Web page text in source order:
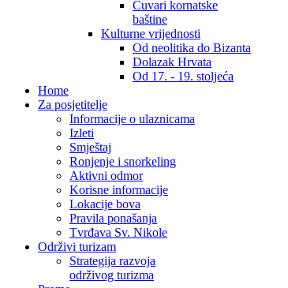
Čuvari kornatske
baštine
Kulturne vrijednosti
Od neolitika do Bizanta
Dolazak Hrvata
Od 17. - 19. stoljeća
Home
Za posjetitelje
Informacije o ulaznicama
Izleti
Smještaj
Ronjenje i snorkeling
Aktivni odmor
Korisne informacije
Lokacije bova
Pravila ponašanja
Tvrđava Sv. Nikole
Održivi turizam
Strategija razvoja
održivog turizma